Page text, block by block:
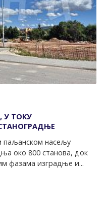
У ТОКУ
паљанском насељу
око 800 станова, док
фазама изградње и...